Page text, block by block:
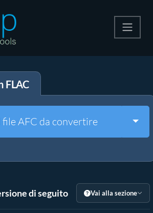
FLAC
file AFC da convertire
di seguito Vai alla sezione